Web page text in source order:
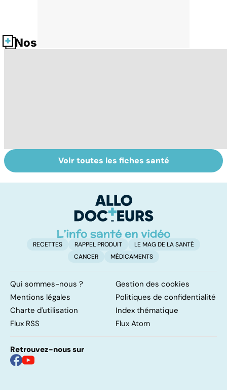
Nos fiches santé
Tout savoir sur le
cerveau
Staphylocoque
doré : une
surveillance
Voir toutes les fiches santé
RECETTES RAPPEL PRODUIT
LE MAG DE LA SANTÉ
CANCER
MÉDICAMENTS
Qui sommes-nous ?
Gestion des cookies
Mentions légales
Politiques de confidentialité
Charte d'utilisation
Index thématique
Flux RSS
Flux Atom
Retrouvez-nous sur